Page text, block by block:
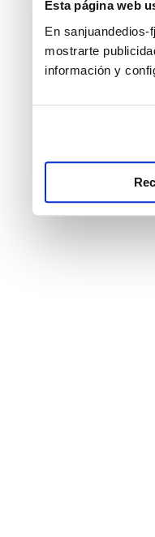
Esta página web
En
mostrarte
información y